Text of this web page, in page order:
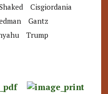
Cisgiordania
Gantz
Trump